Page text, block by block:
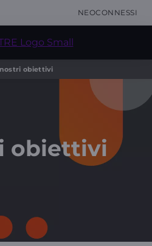
NEOCONNESSI
obiettivi
obiettivi